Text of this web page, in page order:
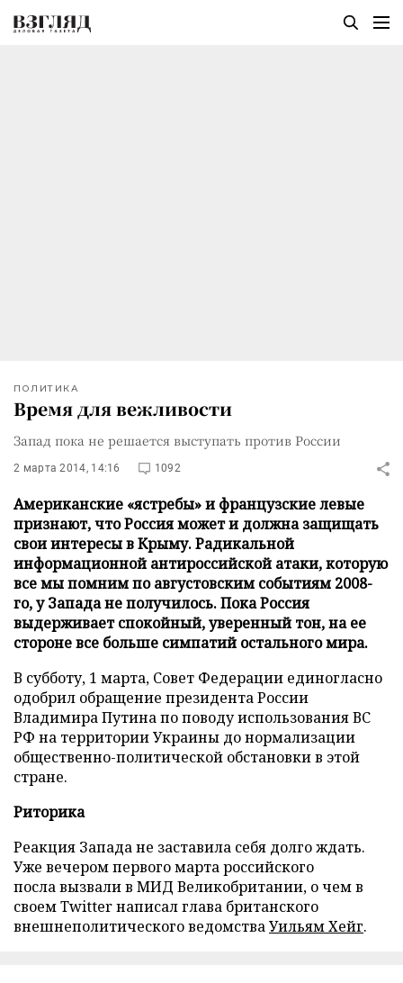
ПОЛИТИКА
Время для вежливости
Запад пока не решается выступать против России
2 марта 2014, 14:16 1092
Американские «ястребы» и французские левые
признают, что Россия может и должна защищать
свои интересы в Крыму. Радикальной
информационной антироссийской атаки, которую
все мы помним по августовским событиям 2008-
го, у Запада не получилось. Пока Россия
выдерживает спокойный, уверенный тон, на ее
стороне все больше симпатий остального мира.
В субботу, 1 марта, Совет Федерации единогласно
одобрил обращение президента России
Владимира Путина по поводу использования ВС
РФ на территории Украины до нормализации
общественно-политической обстановки в этой
стране.
Риторика
Реакция Запада не заставила себя долго ждать.
Уже вечером первого марта российского
посла вызвали в МИД Великобритании, о чем в
своем Twitter написал глава британского
внешнеполитического ведомстваУильям Хейг.